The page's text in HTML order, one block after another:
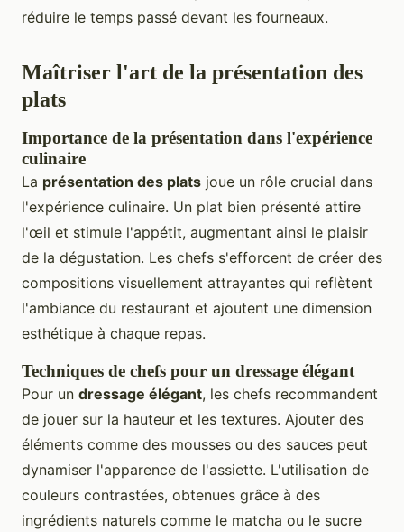
réduire le temps passé devant les fourneaux.
Maîtriser l'art de la présentation des
plats
Importance de la présentation dans l'expérience
culinaire
La présentation des plats joue un rôle crucial dans
l'expérience culinaire. Un plat bien présenté attire
l'œil et stimule l'appétit, augmentant ainsi le plaisir
de la dégustation. Les chefs s'efforcent de créer des
compositions visuellement attrayantes qui reflètent
l'ambiance du restaurant et ajoutent une dimension
esthétique à chaque repas.
Techniques de chefs pour un dressage élégant
Pour un dressage élégant, les chefs recommandent
de jouer sur la hauteur et les textures. Ajouter des
éléments comme des mousses ou des sauces peut
dynamiser l'apparence de l'assiette. L'utilisation de
couleurs contrastées, obtenues grâce à des
ingrédients naturels comme le matcha ou le sucre